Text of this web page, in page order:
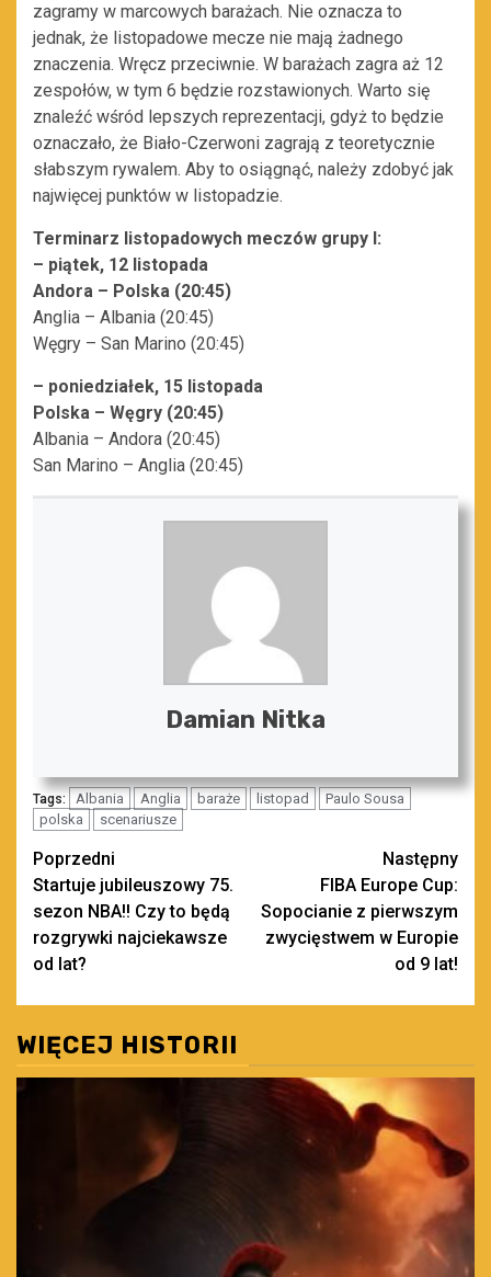
zagramy w marcowych barażach. Nie oznacza to
jednak, że listopadowe mecze nie mają żadnego
znaczenia. Wręcz przeciwnie. W barażach zagra aż 12
zespołów, w tym 6 będzie rozstawionych. Warto się
znaleźć wśród lepszych reprezentacji, gdyż to będzie
oznaczało, że Biało-Czerwoni zagrają z teoretycznie
słabszym rywalem. Aby to osiągnąć, należy zdobyć jak
najwięcej punktów w listopadzie.
Terminarz listopadowych meczów grupy I:
– piątek, 12 listopada
Andora – Polska (20:45)
Anglia – Albania (20:45)
Węgry – San Marino (20:45)
– poniedziałek, 15 listopada
Polska – Węgry (20:45)
Albania – Andora (20:45)
San Marino – Anglia (20:45)
Damian Nitka
Tags: Albania Anglia baraże listopad
Paulo Sousa
polska
scenariusze
Zobacz
wpisy
Poprzedni
Startuje jubileuszowy 75.
sezon NBA!! Czy to będą
rozgrywki najciekawsze
od lat?
Następny
FIBA Europe Cup:
Sopocianie z pierwszym
zwycięstwem w Europie
od 9 lat!
WIĘCEJ HISTORII